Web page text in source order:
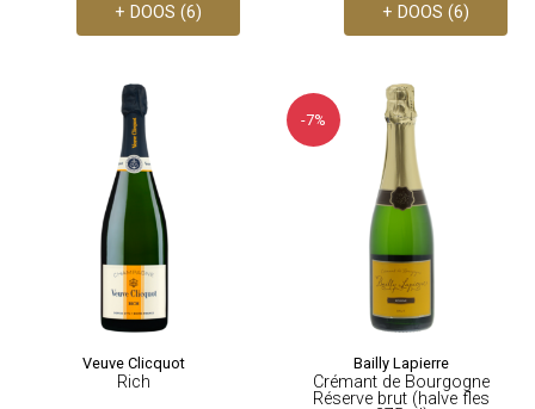
+ DOOS (6) + DOOS (6)
Veuve Clicquot
Rich
-7%
Bailly Lapierre
Crémant de Bourgogne
Réserve brut (halve fles